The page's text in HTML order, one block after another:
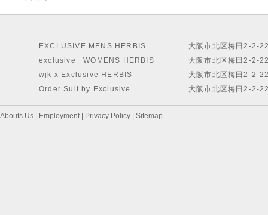
EXCLUSIVE MENS HERBIS
exclusive+ WOMENS HERBIS
wjk x Exclusive HERBIS
Order Suit by Exclusive
大阪市北区梅田2-2-
大阪市北区梅田2-2-
大阪市北区梅田2-2-
大阪市北区梅田2-2-
Abouts Us Employment| Privacy Policy Sitemap